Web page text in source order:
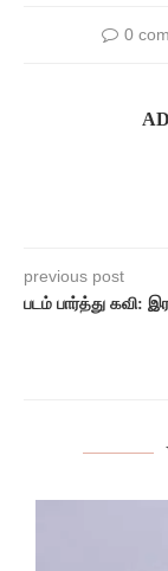
0
previous post
படம் பார்த்து கவி: